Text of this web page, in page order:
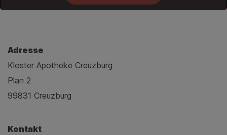
Adresse
Kloster Apotheke Creuzburg
Plan 2
99831 Creuzburg
Kontakt